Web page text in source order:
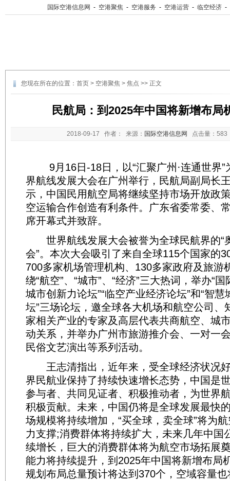
国际空港信息网 - 空港聚焦 - 空港服务 - 空港运营 - 临空经济 -
您现在所在的位置： 首页 > 空港聚焦 > 焦点 >> 正文
民航局：到2025年中国将新增布局
2018-09-17 作者： 来源： 国际空港信息网 点击量：
9月16日-18日，以“汇聚广州·连通世界”
界航线发展大会在广州举行，民航局副局长
示，中国民用航空局将继续坚持市场开放政
空运输合作创造有利条件。广东省委常委、
席开幕式并致辞。
世界航线发展大会被誉为全球民航界的“
会”。本次大会吸引了来自全球115个国家的
700多家机场管理机构、130多家政府及旅游
绕“航空”、“城市”、“经济”三大热词，举办“
城市创新力论坛”“临空产业经济论坛”和“智
坛”三场论坛，邀全球各大机场和航空公司、
家相关产业的专家及高层代表共商航空、城
动关系，并举办广州市旅游推介会、一对一
民俗文艺演出等系列活动。
王志清指出，近年来，受全球经济状况
界民航业保持了持续快速增长态势，中国是
参与者、共同见证者、积极推动者，为世界
积极贡献。未来，中国仍将是全球发展最快
场规模将持续增加，“买全球，卖全球”将为
力支撑;消费群体将持续扩大，未来几年中国
续增长，巨大的消费群体将为航空市场拓展
能力将持续提升，到2025年中国将新增布局
规划布局总量预计将达到370个，空域容量